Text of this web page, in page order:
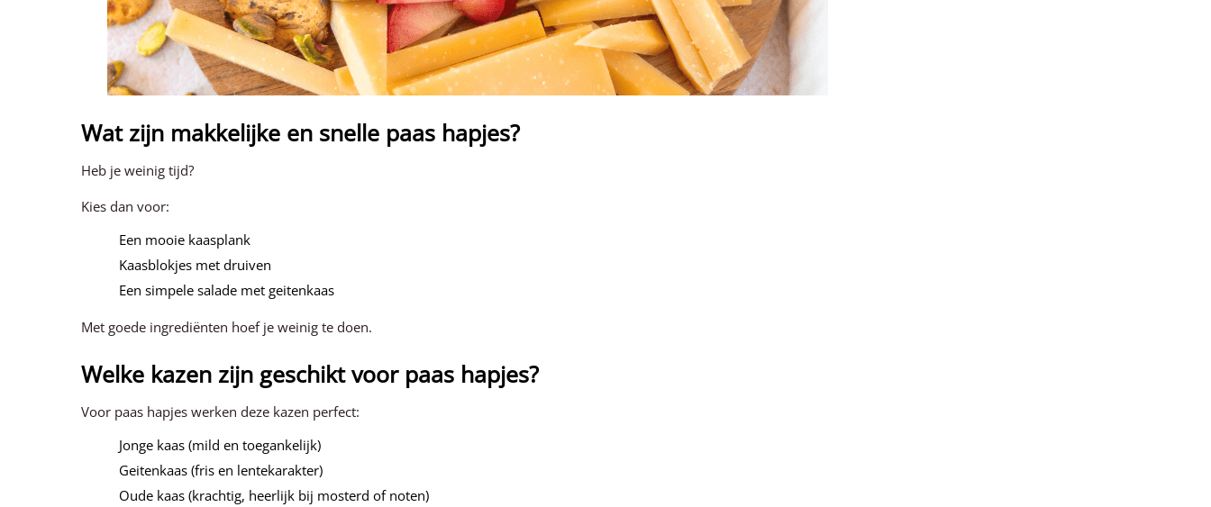
Wat zijn makkelijke en snelle paas hapjes?
Heb je weinig tijd?
Kies dan voor:
Een mooie kaasplank
Kaasblokjes met druiven
Een simpele salade met geitenkaas
Met goede ingrediënten hoef je weinig te doen.
Welke kazen zijn geschikt voor paas hapjes?
Voor paas hapjes werken deze kazen perfect:
Jonge kaas (mild en toegankelijk)
Geitenkaas (fris en lentekarakter)
Oude kaas (krachtig, heerlijk bij mosterd of noten)